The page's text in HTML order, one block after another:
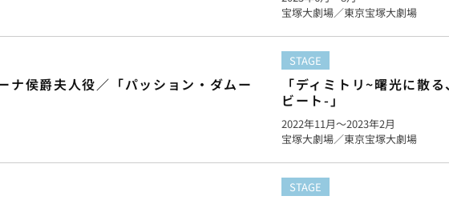
宝塚大劇場／東京宝塚大劇場
ナ侯爵夫人役／「パッション・ダムー
STAGE
「ディミトリ~曙光に散
ビート-」
2022年11月〜2023年2月
宝塚大劇場／東京宝塚大劇場
STAGE